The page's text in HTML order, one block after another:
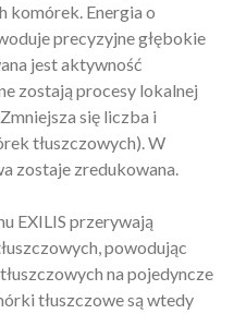
komórek. Energia o
precyzyjne głębokie
jest aktywność
zostają procesy lokalnej
się liczba i
tłuszczowych). W
zostaje zredukowana.
EXILIS przerywają
powodując
na pojedyncze
tłuszczowe są wtedy